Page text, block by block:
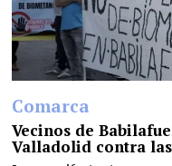
Comarca
Vecinos de
Valladolid contra